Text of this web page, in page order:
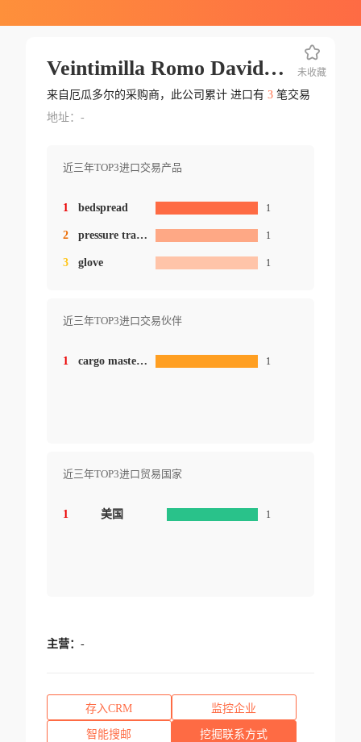
Veintimilla Romo David Alberto
来自厄瓜多尔的采购商，此公司累计 进口有 3笔交易
地址：-
近三年TOP3进口交易产品
1 bedspread 1
2 pressure transmitter 1
3 glove 1
近三年TOP3进口交易伙伴
1 cargo master logistics nc as 1
近三年TOP3进口贸易国家
1 美国 1
未收藏
主营： -
存入CRM 监控企业
智能搜邮 挖掘联系方式